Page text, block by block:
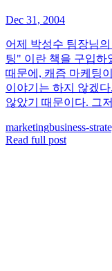
Dec 31, 2004
어제 박성수 팀장님
팅" 이란 책을 구입하
때문에, 캐즘 마케팅
이야기는 하지 않겠
않았기 때문이다. 그저
marketingbusiness-
Read full post